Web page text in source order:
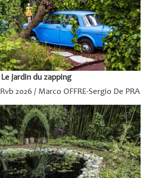
Le jardin du zapping
Rvb 2026 / Marco OFFRE-Sergio De PRA